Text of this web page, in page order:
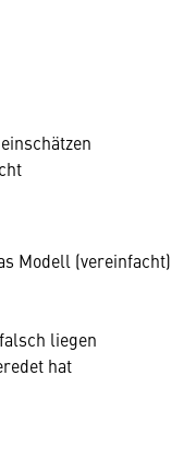
Modell (vereinfacht)
liegen
hat